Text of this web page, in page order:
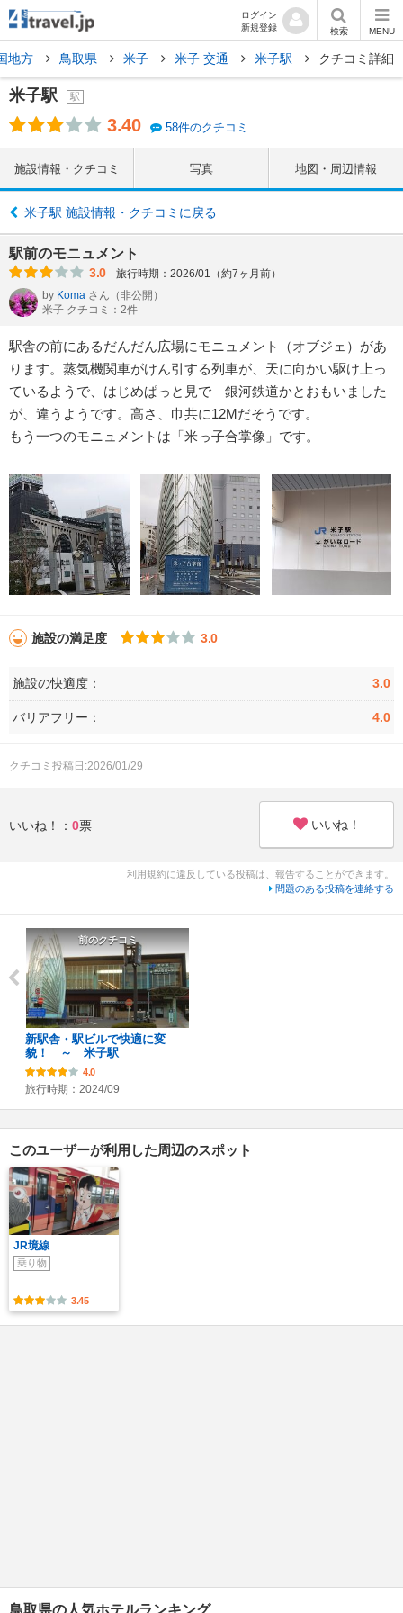
ログイン
新規登録
検索 MENU
地方 鳥取県 米子 米子 交通 米子駅 クチコミ詳細
米子駅 駅
3.40 58件のクチコミ
施設情報・クチコミ 写真 地図・周辺情報
米子駅 施設情報・クチコミに戻る
駅前のモニュメント
3.0
旅行時期：2026/01（約7ヶ月前）
by Koma さん （非公開）
米子 クチコミ：2件
駅舎の前にあるだんだん広場にモニュメント（オブジェ）があ
ります。蒸気機関車がけん引する列車が、天に向かい駆け上っ
ているようで、はじめぱっと見で 銀河鉄道かとおもいました
が、違うようです。高さ、巾共に12Mだそうです。
もう一つのモニュメントは「米っ子合掌像」です。
施設の満足度 3.0
施設の快適度： 3.0
バリアフリー： 4.0
クチコミ投稿日:2026/01/29
いいね！： 0票 いいね！
利用規約に違反している投稿は、報告することができます。
問題のある投稿を連絡する
前のクチコミ
新駅舎・駅ビルで快適に変
貌！ ～ 米子駅
4.0
旅行時期：2024/09
このユーザーが利用した周辺のスポット
JR境線
乗り物
3.45
鳥取県の人気ホテルランキング